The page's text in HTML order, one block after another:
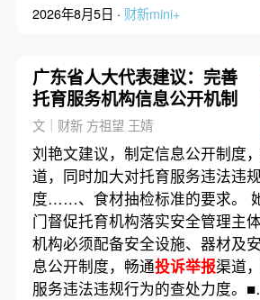
2026年8月5日 · 财新mini+
广东省人大代表建议：完善
托育服务机构信息公开机制
文｜财新 方祖望 王婧
刘艳文建议，制定信息公开制度
道，同时加大对托育服务违法违
度……、食材抽检标准的要求。
门督促托育机构落实安全管理主
机构必须配备安全设施、器材及
息公开制度，畅通投诉举报渠道
服务违法违规行为的查处力度